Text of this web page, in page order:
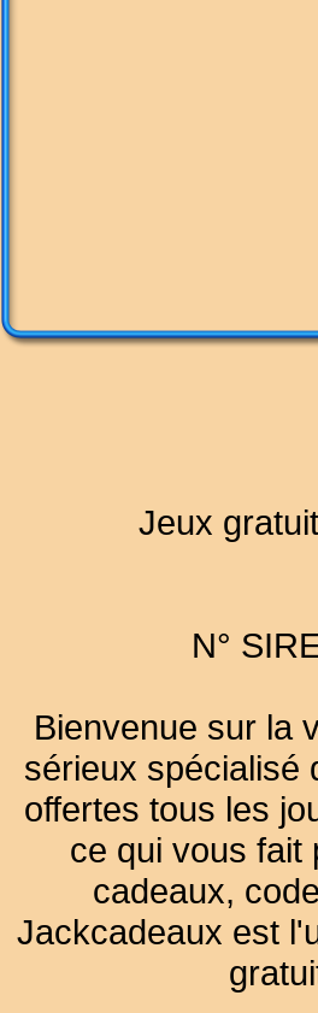
Jeux
N°
Bienvenue sur la
sérieux spécialisé
offertes tous les
ce qui vous fait
cadeaux,
Jackcadeaux est